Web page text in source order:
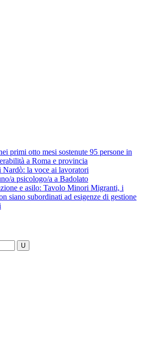
primi otto mesi sostenute 95 persone in
a Roma e provincia
Nardò: la voce ai lavoratori
a psicologo/a a Badolato
e asilo: Tavolo Minori Migranti, i
siano subordinati ad esigenze di gestione